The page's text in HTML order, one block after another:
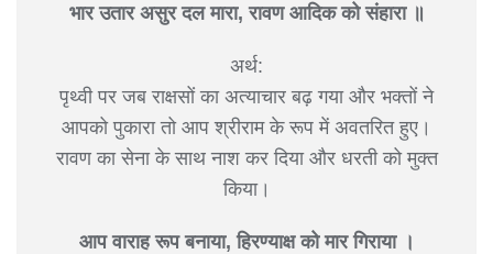
भार उतार असुर दल मारा, रावण आदिक को संहारा ॥
अर्थ:
पृथ्वी पर जब राक्षसों का अत्याचार बढ़ गया और भक्तों ने
आपको पुकारा तो आप श्रीराम के रूप में अवतरित हुए।
रावण का सेना के साथ नाश कर दिया और धरती को मुक्त
किया।
आप वाराह रूप बनाया, हिरण्याक्ष को मार गिराया ।